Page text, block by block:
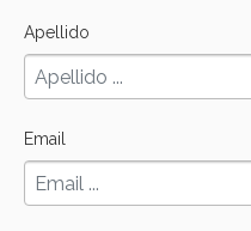
Apellido
Email